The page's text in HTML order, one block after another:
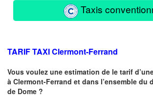
Taxis
TARIF TAXIClermont-Ferrand
Vous voulez une estimation de le tarif
à Clermont-Ferrand et dans l’ensemble du
de Dome ?